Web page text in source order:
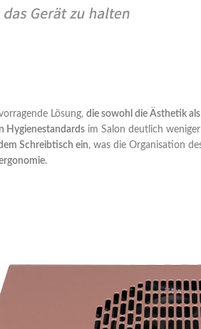
Lösung, die sowohl die Ästhetik
Hygienestandardsim Salon deutlich
Schreibtisch ein, was die Organisation
.